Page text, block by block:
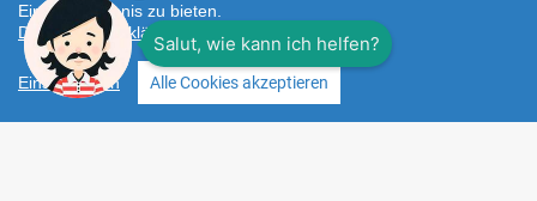
Zahlungsarten
Einkaufserlebnis zu bieten.
Datenschutzerklärung
Einstellungen Alle Cookies akzeptieren